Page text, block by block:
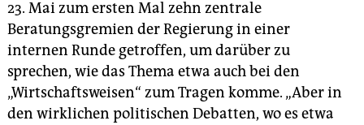
23. Mai zum ersten Mal zehn zentrale
Beratungsgremien der Regierung in einer
internen Runde getroffen, um darüber zu
sprechen, wie das Thema etwa auch bei den
„Wirtschaftsweisen“ zum Tragen komme. „Aber in
den wirklichen politischen Debatten, wo es etwa